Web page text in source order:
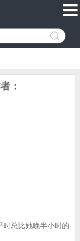
：
总比她晚半小时的